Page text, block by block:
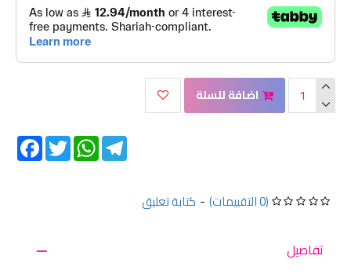
(0 التقييمات) - كتابة تعليق
اضافة للسلة
Twitter
WhatsAppTelegram
تفاصيل